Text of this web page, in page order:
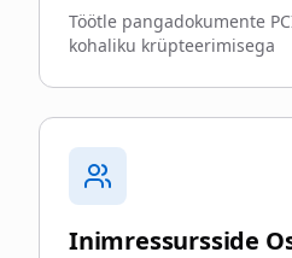
Töötle pangadokumente
kohaliku krüpteerimisega
Inimressursside